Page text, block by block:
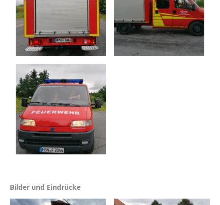
Bilder und Eindrücke